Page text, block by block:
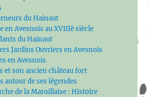
du Hainaut
en Avesnois au XVIIIè siècle
du Hainaut
Jardins Ouvriers en Avesnois
en Avesnois
et son ancien château fort
autour de ses légendes
de la Maroillaise : Histoire